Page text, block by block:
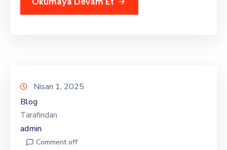
Nisan 1, 2025
Blog
Tarafından
admin
Comment off